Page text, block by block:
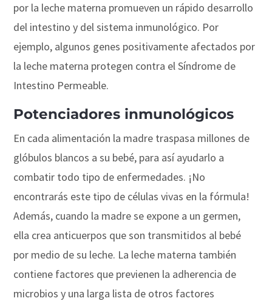
por la leche materna promueven un rápido desarrollo
del intestino y del sistema inmunológico. Por
ejemplo, algunos genes positivamente afectados por
la leche materna protegen contra el Síndrome de
Intestino Permeable.
Potenciadores inmunológicos
En cada alimentación la madre traspasa millones de
glóbulos blancos a su bebé, para así ayudarlo a
combatir todo tipo de enfermedades. ¡No
encontrarás este tipo de células vivas en la fórmula!
Además, cuando la madre se expone a un germen,
ella crea anticuerpos que son transmitidos al bebé
por medio de su leche. La leche materna también
contiene factores que previenen la adherencia de
microbios y una larga lista de otros factores